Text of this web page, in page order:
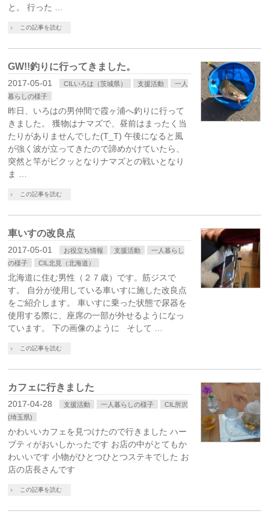
と。 行った …
この記事を読む
GW!!釣りに行ってきました。
2017-05-01 CILいろは（茨城県） 支援活動
一人
暮らしの様子
昨日、いろはの男仲間で霞ヶ浦へ釣りに行って
きました。 獲物はナマズで、昼前はまったく当
たりがありませんでした(T_T) 午後になると風
が強く波が立ってきたので諦めかけていたら、
突然と竿がビクッとなりナマズとの戦いとなり
ま …
この記事を読む
車いすの改良点
2017-05-01 お役立ち情報 支援活動
一人暮らし
の様子
CIL北見（北海道）
北海道に住む男性（２７歳）です。筋ジスで
す。 自分が使用している車いすに施した改良点
をご紹介します。 車いすに乗った状態で尿器を
使用する際に、座席の一部が外せるようになっ
ています。 下の画像のように そして …
この記事を読む
カフェに行きました
2017-04-28 支援活動 一人暮らしの様子
CIL所沢
(埼玉県)
かわいいカフェを見つけたので行きました ハー
ブティがおいしかったです お店の中がとてもか
わいいです 小物がひとつひとつステキでした お
店の店長さんです
この記事を読む